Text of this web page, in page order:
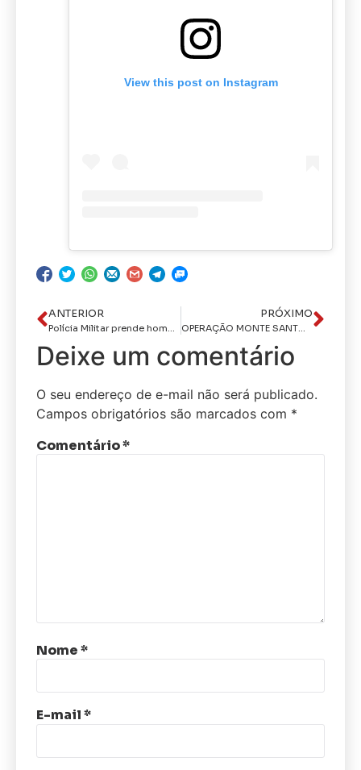
View this post on Instagram
ANTERIOR PRÓXIMO
OPERAÇÃO MONTE SANTO: Polícia Civil prende homem por violência doméstica e inadimplência de pensão alimentícia
Deixe um comentário
O seu endereço de e-mail não será publicado.
Campos obrigatórios são marcados com *
Comentário*
Nome*
E-mail*